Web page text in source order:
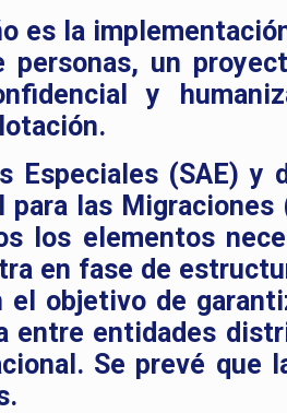
es la
un
y
Especiales (SAE) y
las Migraciones
los elementos
en fase de
objetivo de
entre entidades
Se prevé que